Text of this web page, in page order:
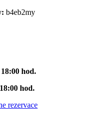
b4eb2my
hod.
hod.